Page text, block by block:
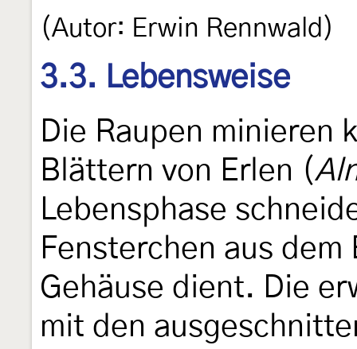
(Autor: Erwin Rennwald)
3.3. Lebensweise
Die Raupen minieren
Blättern von Erlen (
Lebensphase
Fensterchen aus
Gehäuse dient. Die
mit den